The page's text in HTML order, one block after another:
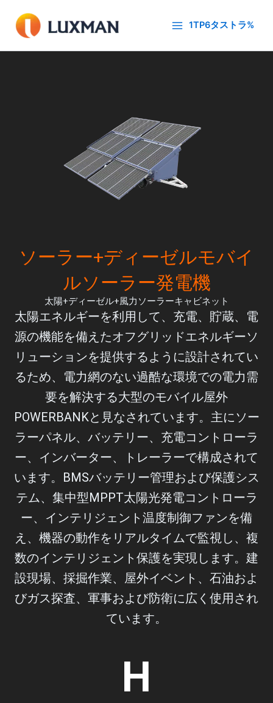
ス
1TP6タストラ%
ソーラー+ディーゼルモバイ
ルソーラー発電機
太陽+ディーゼル+風力ソーラーキャビネット
太陽エネルギーを利用して、充電、貯蔵、電
源の機能を備えたオフグリッドエネルギーソ
リューションを提供するように設計されてい
るため、電力網のない過酷な環境での電力需
要を解決する大型のモバイル屋外
POWERBANKと見なされています。主にソー
ラーパネル、バッテリー、充電コントローラ
ー、インバーター、トレーラーで構成されて
います。BMSバッテリー管理および保護シス
テム、集中型MPPT太陽光発電コントローラ
ー、インテリジェント温度制御ファンを備
え、機器の動作をリアルタイムで監視し、複
数のインテリジェント保護を実現します。建
設現場、採掘作業、屋外イベント、石油およ
びガス探査、軍事および防衛に広く使用され
ています。
H